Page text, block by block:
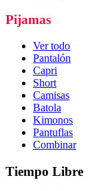
Pijamas
Ver todo
Pantalón
Capri
Short
Camisas
Batola
Kimonos
Pantuflas
Combinar
Tiempo Libre